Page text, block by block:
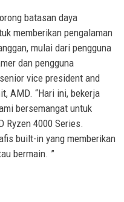
batasan daya
memberikan pengalaman
mulai dari pengguna
dan pengguna
vice president and
AMD. “Hari ini, bekerja
bersemangat untuk
Ryzen 4000 Series.
built-in yang memberikan
bermain. ”